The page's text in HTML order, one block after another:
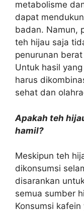
metabolisme
dapat
badan. Namun,
teh hijau saja
penurunan
Untuk hasil
harus
sehat dan
Apakah teh
hamil?
Meskipun teh
dikonsumsi
disarankan
semua sumber
Konsumsi